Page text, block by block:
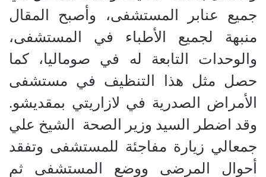
جميع عنابر المستشفى، وأصبح المقال
منبهة لجميع الأطباء في المستشفى،
والوحدات التابعة له في صوماليا، كما
حصل مثل هذا التنظيف في مستشفى
الأمراض الصدرية في لازاريتي بمقديشو.
وقد اضطر السيد وزير الصحة
الشيخ علي
جمعالي زيارة مفاجئة للمستشفى وتفقد
أحوال المرضى ووضع المستشفى ثم